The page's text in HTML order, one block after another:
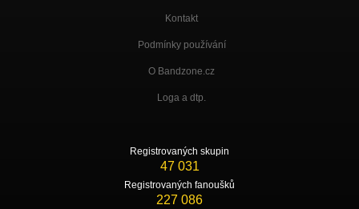
Kontakt
Podmínky používání
O Bandzone.cz
Loga a dtp.
Registrovaných skupin
47 031
Registrovaných fanoušků
227 086